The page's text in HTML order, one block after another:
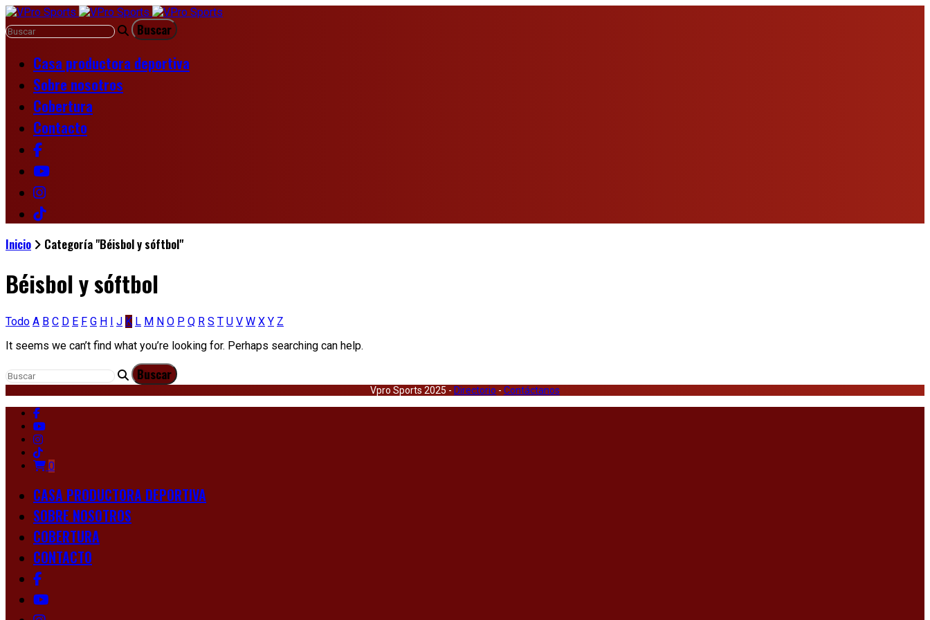
Casa productora deportiva
Sobre nosotros
Cobertura
Contacto
Inicio Categoría "Béisbol y sóftbol"
Béisbol y sóftbol
Todo A B C D E F G H I J K L M N O P Q R S T U V W X Y Z
It seems we can’t find what you’re looking for. Perhaps searching can help.
Vpro Sports 2025 - Directorio - Contáctanos
0
CASA PRODUCTORA DEPORTIVA
SOBRE NOSOTROS
COBERTURA
CONTACTO